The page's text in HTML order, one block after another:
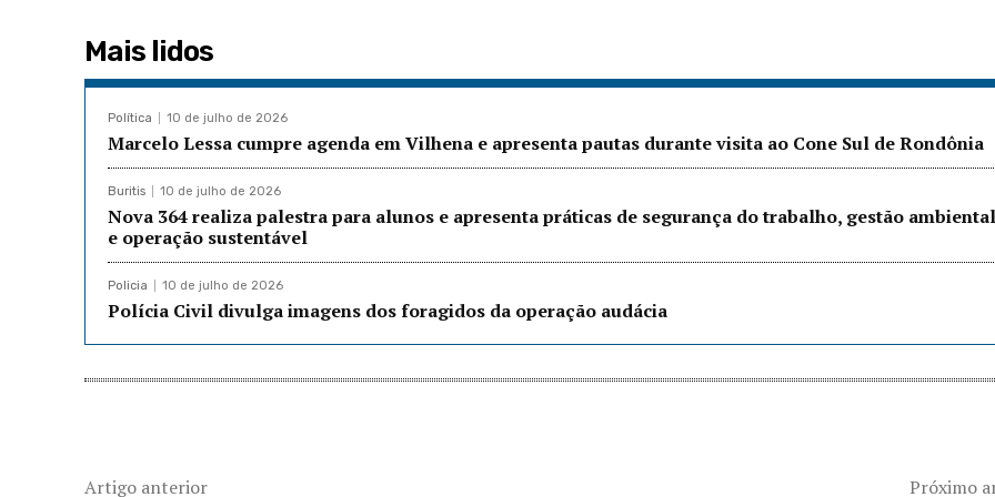
Mais lidos
Política 10 de julho de 2026
Marcelo Lessa cumpre agenda em Vilhena e apresenta pautas durante visita ao Cone Sul de Rondônia
Buritis 10 de julho de 2026
Nova 364 realiza palestra para alunos e apresenta práticas de segurança do trabalho, gestão ambiental
e operação sustentável
Policia 10 de julho de 2026
Polícia Civil divulga imagens dos foragidos da operação audácia
Artigo anterior
Próximo